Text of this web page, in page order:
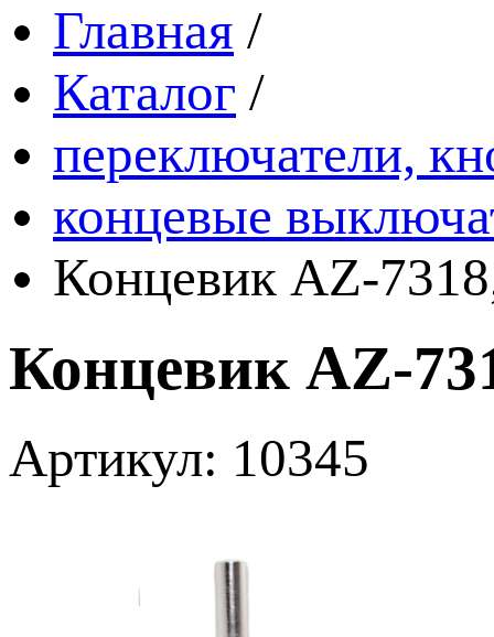
Главная /
Каталог /
переключатели,
концевые
Концевик AZ-
Концевик AZ-
Артикул: 10345